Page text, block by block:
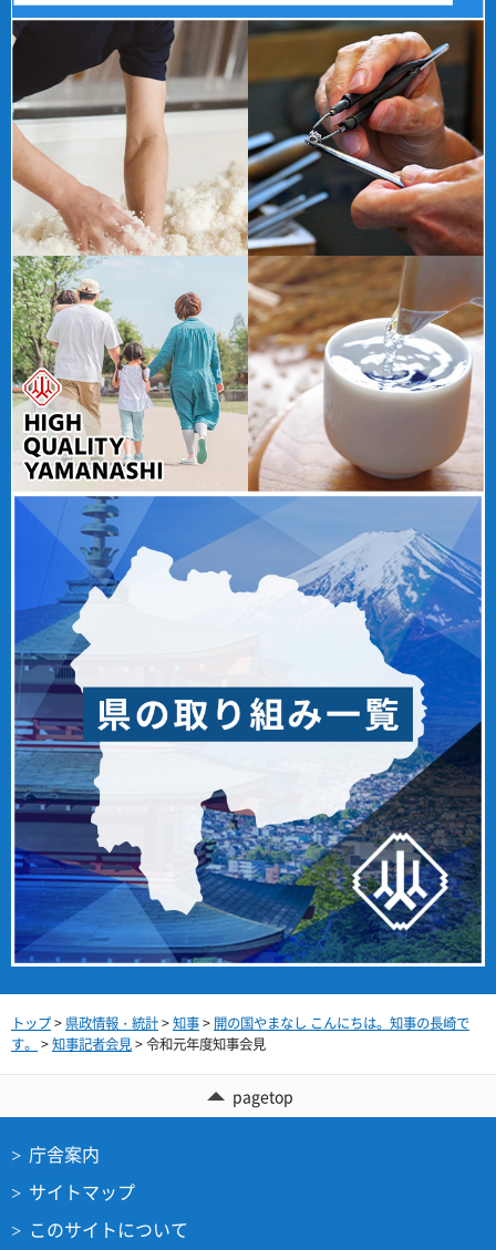
トップ> 県政情報・統計>知事> 開の国やまなし こんにちは。知事の長崎で
す。 >知事記者会見> 令和元年度知事会見
pagetop
庁舎案内
サイトマップ
このサイトについて